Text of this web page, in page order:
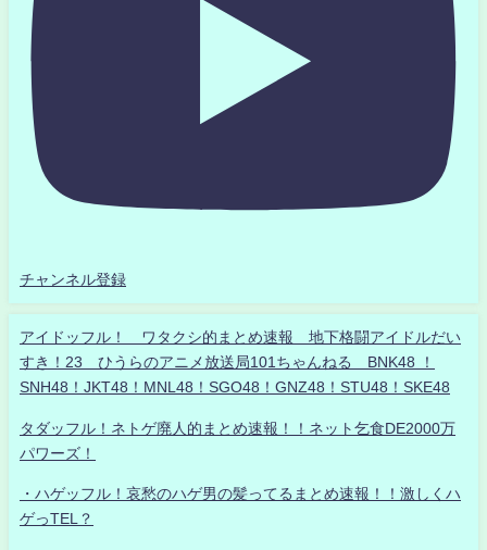
チャンネル登録
アイドッフル！ ワタクシ的まとめ速報 地下格闘アイドルだい
すき！23 ひうらのアニメ放送局101ちゃんねる BNK48 ！
SNH48！JKT48！MNL48！SGO48！GNZ48！STU48！SKE48
タダッフル！ネトゲ廃人的まとめ速報！！ネット乞食DE2000万
パワーズ！
・ハゲッフル！哀愁のハゲ男の髪ってるまとめ速報！！激しくハ
ゲっTEL？